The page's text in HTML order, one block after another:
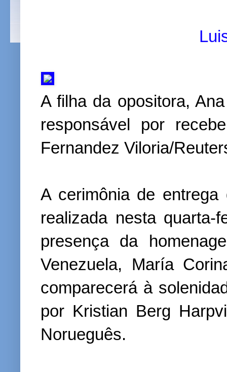
A filha da opositora,
responsável por
Fernandez Viloria/
A cerimônia de
realizada nesta
presença da
Venezuela, María
comparecerá à
por Kristian Berg
Norueguês.